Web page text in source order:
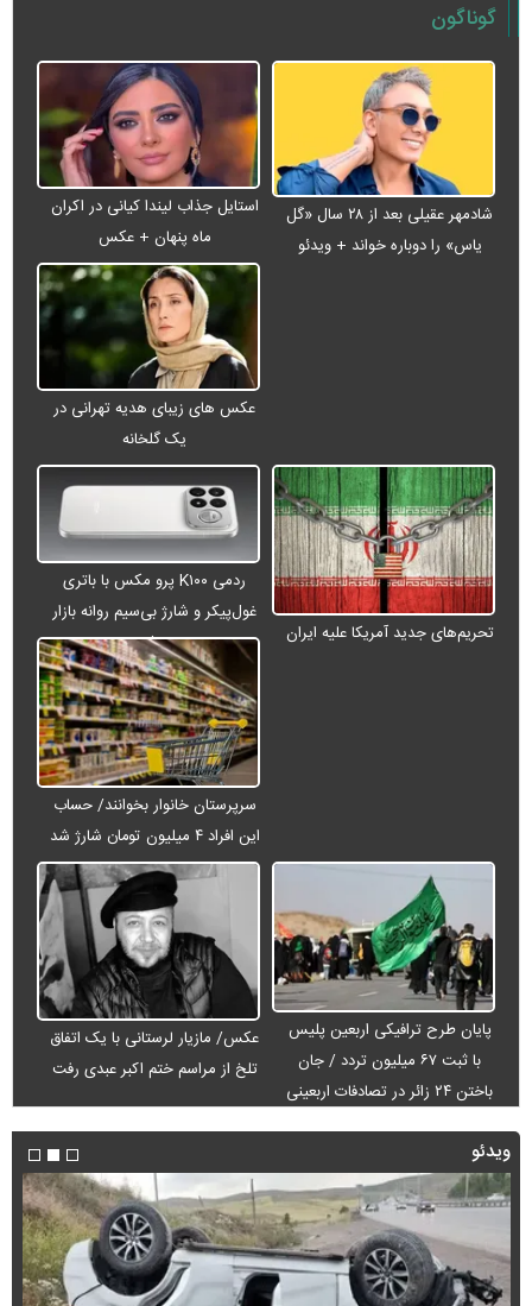
گوناگون
شادمهر عقیلی بعد از ۲۸ سال «گل
یاس» را دوباره خواند + ویدئو
استایل جذاب لیندا کیانی در اکران
ماه پنهان + عکس
عکس های زیبای هدیه تهرانی در
یک گلخانه
تحریم‌های جدید آمریکا علیه ایران
ردمی K۱۰۰ پرو مکس با باتری
غول‌پیکر و شارژ بی‌سیم روانه بازار
می‌شود
سرپرستان خانوار بخوانند/ حساب
این افراد ۴ میلیون تومان شارژ شد
پایان طرح ترافیکی اربعین پلیس
با ثبت ۶۷ میلیون تردد / جان
باختن ۲۴ زائر در تصادفات اربعینی
عکس/ مازیار لرستانی با یک اتفاق
تلخ از مراسم ختم اکبر عبدی رفت
ویدئو